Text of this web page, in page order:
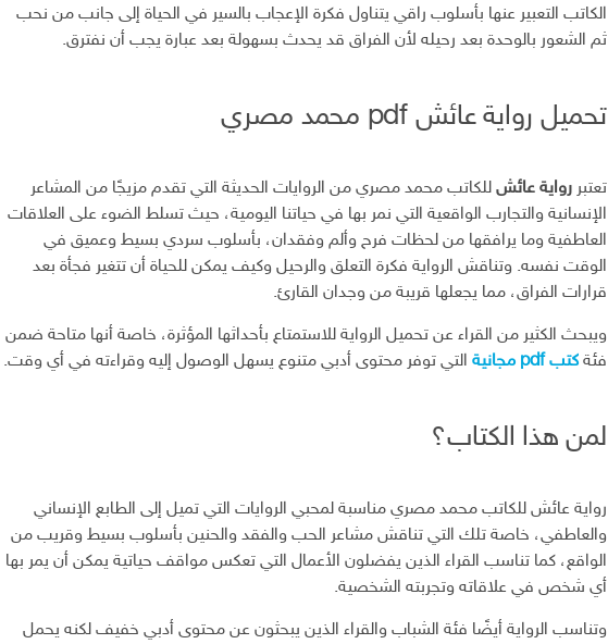
الكاتب التعبير عنها بأسلوب راقي يتناول فكرة الإعجاب بالسير في الحياة إلى جانب من نحب
ثم الشعور بالوحدة بعد رحيله لأن الفراق قد يحدث بسهولة بعد عبارة يجب أن نفترق.
تحميل رواية عائش pdf محمد مصري
تعتبر رواية عائش للكاتب محمد مصري من الروايات الحديثة التي تقدم مزيجًا من المشاعر
الإنسانية والتجارب الواقعية التي نمر بها في حياتنا اليومية، حيث تسلط الضوء على العلاقات
العاطفية وما يرافقها من لحظات فرح وألم وفقدان، بأسلوب سردي بسيط وعميق في
الوقت نفسه. وتناقش الرواية فكرة التعلق والرحيل وكيف يمكن للحياة أن تتغير فجأة بعد
قرارات الفراق، مما يجعلها قريبة من وجدان القارئ.
ويبحث الكثير من القراء عن تحميل الرواية للاستمتاع بأحداثها المؤثرة، خاصة أنها متاحة ضمن
فئةكتب pdf مجانية التي توفر محتوى أدبي متنوع يسهل الوصول إليه وقراءته في أي وقت.
لمن هذا الكتاب؟
رواية عائش للكاتب محمد مصري مناسبة لمحبي الروايات التي تميل إلى الطابع الإنساني
والعاطفي، خاصة تلك التي تناقش مشاعر الحب والفقد والحنين بأسلوب بسيط وقريب من
الواقع، كما تناسب القراء الذين يفضلون الأعمال التي تعكس مواقف حياتية يمكن أن يمر بها
أي شخص في علاقاته وتجربته الشخصية.
وتناسب الرواية أيضًا فئة الشباب والقراء الذين يبحثون عن محتوى أدبي خفيف لكنه يحمل